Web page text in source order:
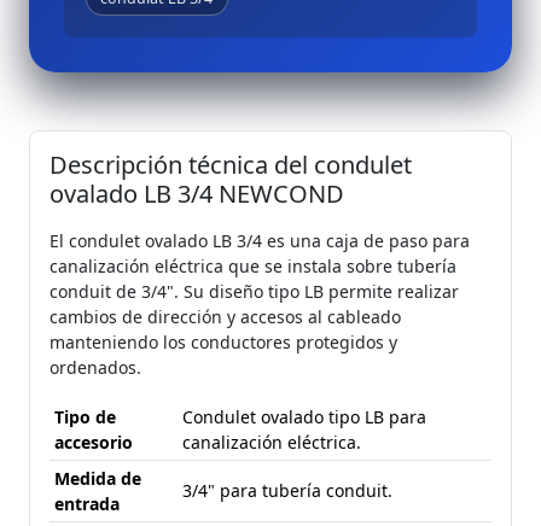
Descripción técnica del condulet
ovalado LB 3/4 NEWCOND
El condulet ovalado LB 3/4 es una caja de paso para
canalización eléctrica que se instala sobre tubería
conduit de 3/4". Su diseño tipo LB permite realizar
cambios de dirección y accesos al cableado
manteniendo los conductores protegidos y
ordenados.
Tipo de
accesorio
Condulet ovalado tipo LB para
canalización eléctrica.
Medida de
entrada
3/4" para tubería conduit.